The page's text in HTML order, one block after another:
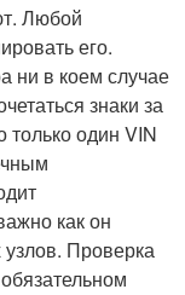
Любой
его.
ни в коем случае
знаки за
только один VIN
как он
Проверка